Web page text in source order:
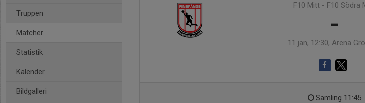
Truppen
Matcher
Statistik
Kalender
Bildgalleri
F10 Mitt - F10 Södra
-
11 jan, 12:30, Arena
Samling 11:45